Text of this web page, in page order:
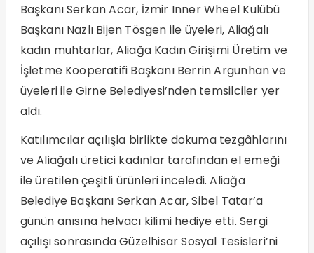
Başkanı Serkan Acar, İzmir Inner Wheel Kulübü
Başkanı Nazlı Bijen Tösgen ile üyeleri, Aliağalı
kadın muhtarlar, Aliağa Kadın Girişimi Üretim ve
İşletme Kooperatifi Başkanı Berrin Argunhan ve
üyeleri ile Girne Belediyesi’nden temsilciler yer
aldı.
Katılımcılar açılışla birlikte dokuma tezgâhlarını
ve Aliağalı üretici kadınlar tarafından el emeği
ile üretilen çeşitli ürünleri inceledi. Aliağa
Belediye Başkanı Serkan Acar, Sibel Tatar’a
günün anısına helvacı kilimi hediye etti. Sergi
açılışı sonrasında Güzelhisar Sosyal Tesisleri’ni